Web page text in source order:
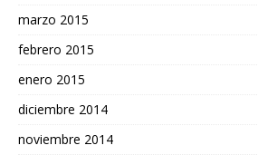
marzo 2015
febrero 2015
enero 2015
diciembre 2014
noviembre 2014